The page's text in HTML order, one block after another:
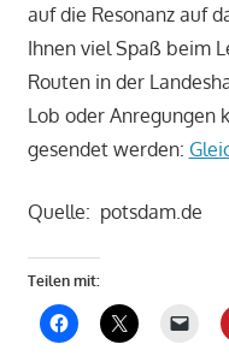
auf die Resonanz auf
Ihnen viel Spaß beim
Routen in der
Lob oder Anregungen
gesendet werden:
Quelle: potsdam.de
Teilen mit: